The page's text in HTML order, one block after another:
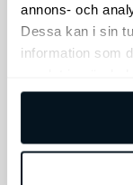
annons- och
Dessa kan i sin
information som
3.495 kr –
Välj